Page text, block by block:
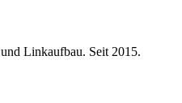
Linkaufbau. Seit 2015.